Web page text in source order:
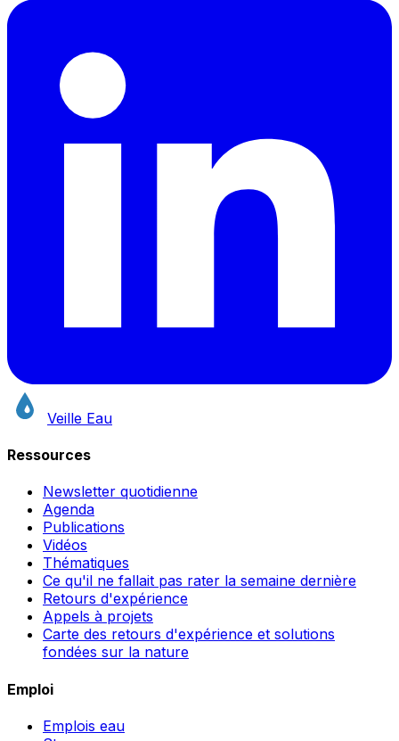
Veille Eau
Ressources
Newsletter quotidienne
Agenda
Publications
Vidéos
Thématiques
Ce qu'il ne fallait pas rater la semaine dernière
Retours d'expérience
Appels à projets
Carte des retours d'expérience et solutions
fondées sur la nature
Emploi
Emplois eau